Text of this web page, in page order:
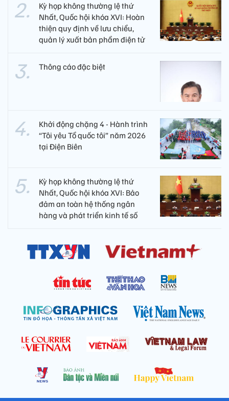
Kỳ họp không thường lệ thứ
Nhất, Quốc hội khóa XVI: Hoàn
thiện quy định về lưu chiểu,
quản lý xuất bản phẩm điện tử
Thông cáo đặc biệt
Khởi động chặng 4 - Hành trình
“Tôi yêu Tổ quốc tôi” năm 2026
tại Điện Biên
Kỳ họp không thường lệ thứ
Nhất, Quốc hội khóa XVI: Bảo
đảm an toàn hệ thống ngân
hàng và phát triển kinh tế số